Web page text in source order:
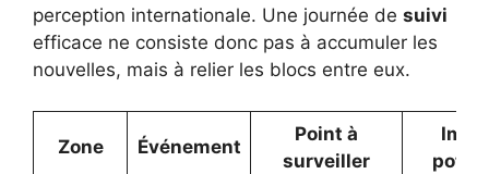
perception internationale. Une journée de suivi
efficace ne consiste donc pas à accumuler les
nouvelles, mais à relier les blocs entre eux.
Zone Événement
Point à
surveiller